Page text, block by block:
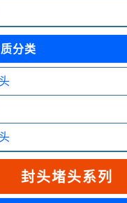
分类
封头堵头系列